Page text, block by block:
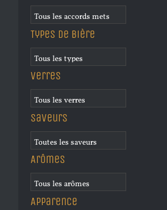
Types de bière
Verres
Saveurs
Arômes
Apparence